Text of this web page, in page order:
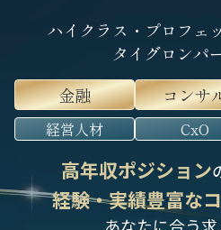
ハイクラス・プロフェ
タイグロンパ
金融
コンサ
経営人材 CxO
高年収ポジション
経験・実績豊富な